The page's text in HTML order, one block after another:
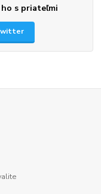
s priateľmi